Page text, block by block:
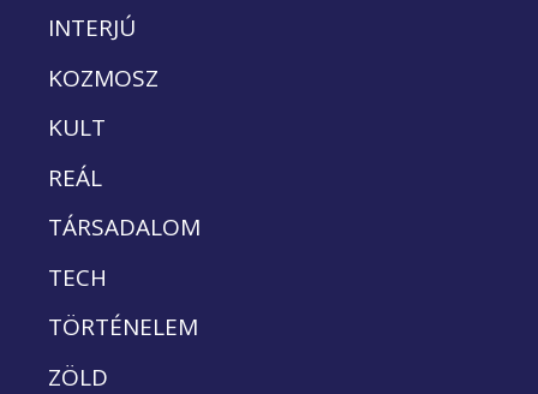
INTERJÚ
KOZMOSZ
KULT
REÁL
TÁRSADALOM
TECH
TÖRTÉNELEM
ZÖLD